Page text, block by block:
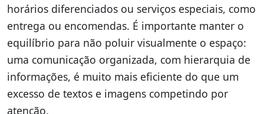
horários diferenciados ou serviços especiais, como
entrega ou encomendas. É importante manter o
equilíbrio para não poluir visualmente o espaço:
uma comunicação organizada, com hierarquia de
informações, é muito mais eficiente do que um
excesso de textos e imagens competindo por
atenção.